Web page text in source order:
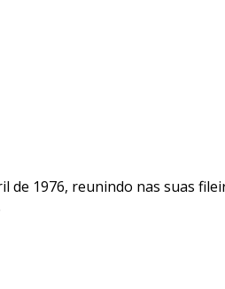
de 1976, reunindo nas suas